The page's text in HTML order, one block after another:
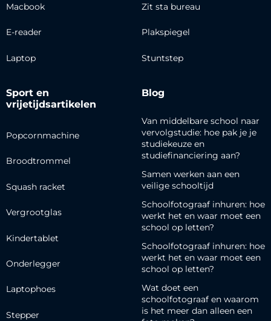
Macbook
E-reader
Laptop
Zit sta bureau
Plakspiegel
Stuntstep
Sport en
vrijetijdsartikelen
Popcornmachine
Broodtrommel
Squash racket
Vergrootglas
Kindertablet
Onderlegger
Laptophoes
Stepper
Blog
Van middelbare school naar
vervolgstudie: hoe pak je je
studiekeuze en
studiefinanciering aan?
Samen werken aan een
veilige schooltijd
Schoolfotograaf inhuren: hoe
werkt het en waar moet een
school op letten?
Schoolfotograaf inhuren: hoe
werkt het en waar moet een
school op letten?
Wat doet een
schoolfotograaf en waarom
is het meer dan alleen een